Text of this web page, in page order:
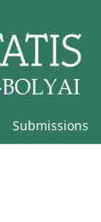
Submissions